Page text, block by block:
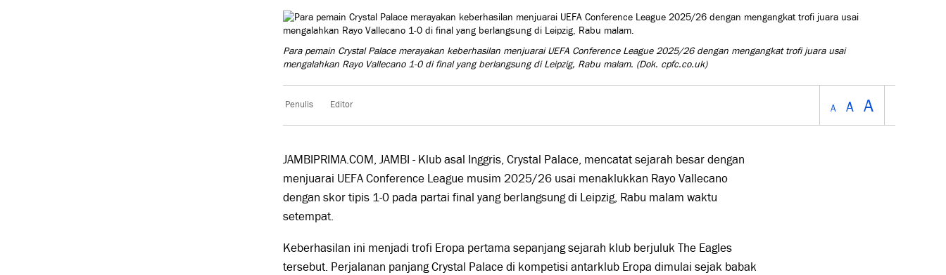
Para pemain Crystal Palace merayakan keberhasilan menjuarai UEFA Conference League 2025/26 dengan mengangkat trofi juara usai
mengalahkan Rayo Vallecano 1-0 di final yang berlangsung di Leipzig, Rabu malam. (Dok. cpfc.co.uk)
Penulis Editor A A A
JAMBIPRIMA.COM, JAMBI - Klub asal Inggris, Crystal Palace, mencatat sejarah besar dengan
menjuarai UEFA Conference League musim 2025/26 usai menaklukkan Rayo Vallecano
dengan skor tipis 1-0 pada partai final yang berlangsung di Leipzig, Rabu malam waktu
setempat.
Keberhasilan ini menjadi trofi Eropa pertama sepanjang sejarah klub berjuluk The Eagles
tersebut. Perjalanan panjang Crystal Palace di kompetisi antarklub Eropa dimulai sejak babak